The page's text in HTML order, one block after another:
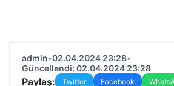
admin•02.04.2024 23:28•
Güncellendi: 02.04.2024 23:28
Paylaş: Twitter Facebook